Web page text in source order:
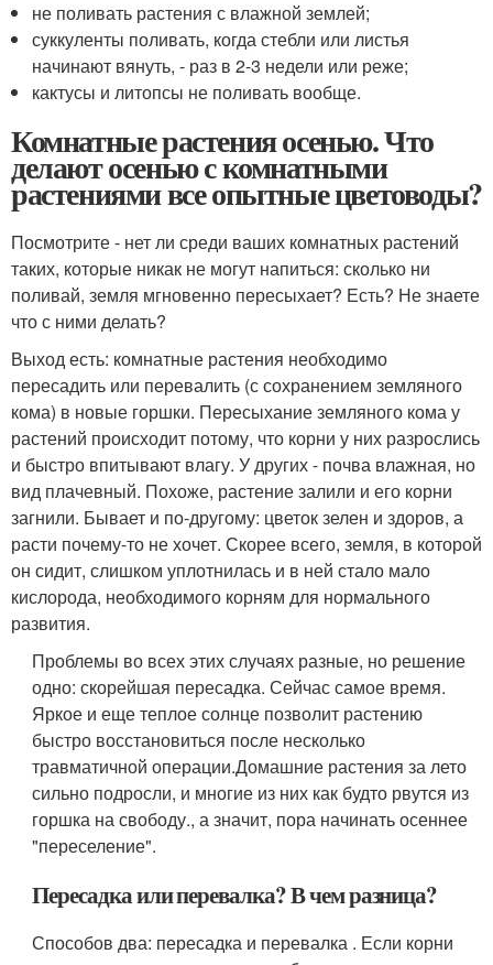
не поливать растения с влажной землей;
суккуленты поливать, когда стебли или листья
начинают вянуть, - раз в 2-3 недели или реже;
кактусы и литопсы не поливать вообще.
Комнатные растения осенью. Что
делают осенью с комнатными
растениями все опытные цветоводы?
Посмотрите - нет ли среди ваших комнатных растений
таких, которые никак не могут напиться: сколько ни
поливай, земля мгновенно пересыхает? Есть? Не знаете
что с ними делать?
Выход есть: комнатные растения необходимо
пересадить или перевалить (с сохранением земляного
кома) в новые горшки. Пересыхание земляного кома у
растений происходит потому, что корни у них разрослись
и быстро впитывают влагу. У других - почва влажная, но
вид плачевный. Похоже, растение залили и его корни
загнили. Бывает и по-другому: цветок зелен и здоров, а
расти почему-то не хочет. Скорее всего, земля, в которой
он сидит, слишком уплотнилась и в ней стало мало
кислорода, необходимого корням для нормального
развития.
Проблемы во всех этих случаях разные, но решение
одно: скорейшая пересадка. Сейчас самое время.
Яркое и еще теплое солнце позволит растению
быстро восстановиться после несколько
травматичной операции.Домашние растения за лето
сильно подросли, и многие из них как будто рвутся из
горшка на свободу., а значит, пора начинать осеннее
"переселение".
Пересадка или перевалка? В чем разница?
Способов два: пересадка и перевалка . Если корни